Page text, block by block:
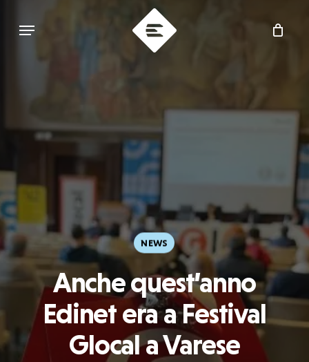
Menu
NEWS
Anche quest’anno
Edinet era a Festival
Glocal a Varese